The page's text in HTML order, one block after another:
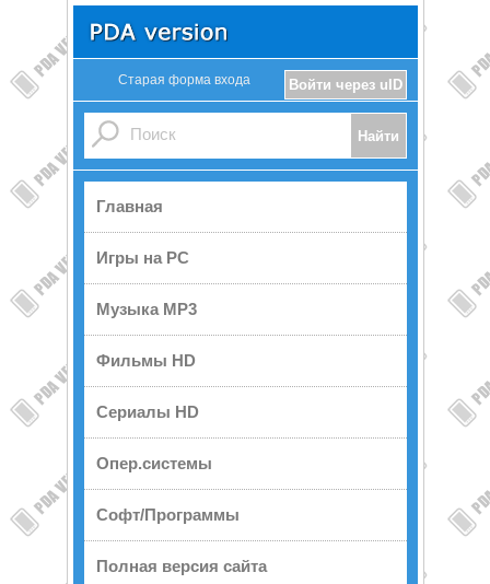
Войти через uID
Старая форма входа
Главная
Игры на PC
Музыка MP3
Фильмы HD
Сериалы HD
Опер.системы
Софт/Программы
Полная версия сайта